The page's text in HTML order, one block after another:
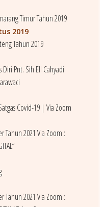
Timur Tahun 2019
2019
Tahun 2019
Pnt. Sih Ell Cahyadi
Covid-19 | Via Zoom
Tahun 2021 Via Zoom :
Tahun 2021 Via Zoom :